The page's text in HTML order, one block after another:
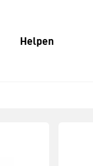
Helpen